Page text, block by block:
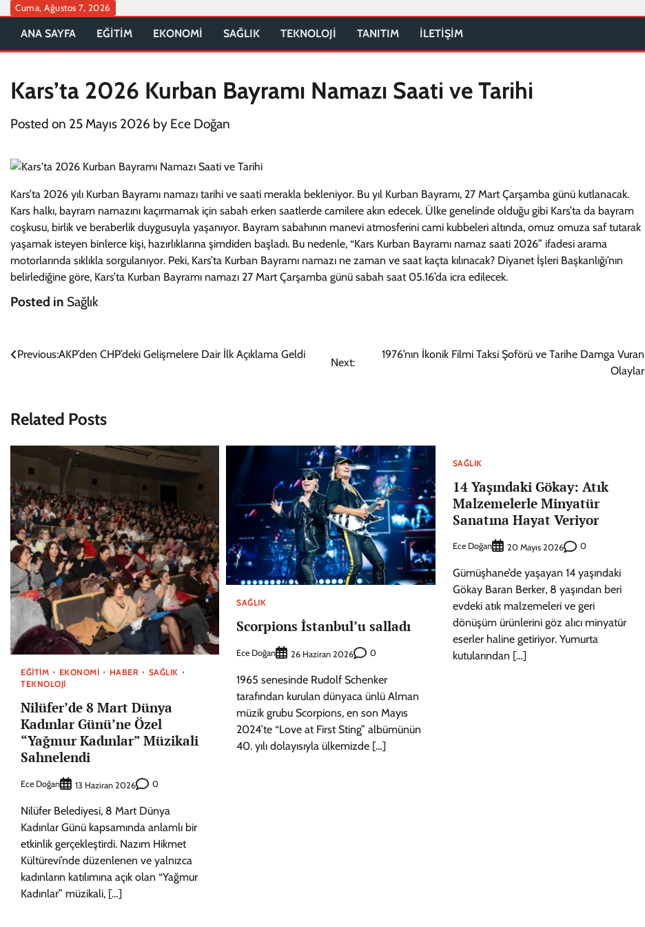
Skip
content
Cuma, Ağustos 7, 2026
ANA SAYFA EĞİTİM EKONOMİ SAĞLIK TEKNOLOJİ TANITIM İLETİŞİM
Kars’ta 2026 Kurban Bayramı Namazı Saati ve Tarihi
Posted on 25 Mayıs 2026 by Ece Doğan
Kars’ta 2026 yılı Kurban Bayramı namazı tarihi ve saati merakla bekleniyor. Bu yıl Kurban Bayramı, 27 Mart Çarşamba günü kutlanacak.
Kars halkı, bayram namazını kaçırmamak için sabah erken saatlerde camilere akın edecek. Ülke genelinde olduğu gibi Kars’ta da bayram
coşkusu, birlik ve beraberlik duygusuyla yaşanıyor. Bayram sabahının manevi atmosferini cami kubbeleri altında, omuz omuza saf tutarak
yaşamak isteyen binlerce kişi, hazırlıklarına şimdiden başladı. Bu nedenle, “Kars Kurban Bayramı namaz saati 2026” ifadesi arama
motorlarında sıklıkla sorgulanıyor. Peki, Kars’ta Kurban Bayramı namazı ne zaman ve saat kaçta kılınacak? Diyanet İşleri Başkanlığı’nın
belirlediğine göre, Kars’ta Kurban Bayramı namazı 27 Mart Çarşamba günü sabah saat 05.16’da icra edilecek.
Posted in Sağlık
Yazı
Previous:AKP’den CHP’deki Gelişmelere Dair İlk Açıklama Geldi
Next:
1976’nın İkonik Filmi Taksi Şoförü ve Tarihe Damga Vuran
Olaylar
Related Posts
EĞITIM EKONOMI HABER
SAĞLIK
TEKNOLOJI
Nilüfer’de 8 Mart Dünya
Kadınlar Günü’ne Özel
“Yağmur Kadınlar” Müzikali
Sahnelendi
Ece Doğan 13 Haziran 2026 0
Nilüfer Belediyesi, 8 Mart Dünya
Kadınlar Günü kapsamında anlamlı bir
etkinlik gerçekleştirdi. Nazım Hikmet
Kültürevi’nde düzenlenen ve yalnızca
kadınların katılımına açık olan “Yağmur
Kadınlar” müzikali, […]
SAĞLIK
Scorpions İstanbul’u salladı
Ece Doğan 26 Haziran 2026 0
1965 senesinde Rudolf Schenker
tarafından kurulan dünyaca ünlü Alman
müzik grubu Scorpions, en son Mayıs
2024’te “Love at First Sting” albümünün
40. yılı dolayısıyla ülkemizde […]
SAĞLIK
14 Yaşındaki Gökay: Atık
Malzemelerle Minyatür
Sanatına Hayat Veriyor
Ece Doğan 20 Mayıs 2026 0
Gümüşhane’de yaşayan 14 yaşındaki
Gökay Baran Berker, 8 yaşından beri
evdeki atık malzemeleri ve geri
dönüşüm ürünlerini göz alıcı minyatür
eserler haline getiriyor. Yumurta
kutularından […]